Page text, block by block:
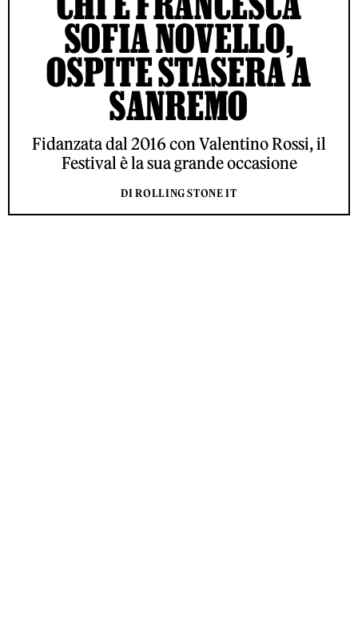
SOFIA NOVELLO,
OSPITE STASERA A
SANREMO
Fidanzata dal 2016 con Valentino Rossi, il
Festival è la sua grande occasione
DI ROLLING STONE IT